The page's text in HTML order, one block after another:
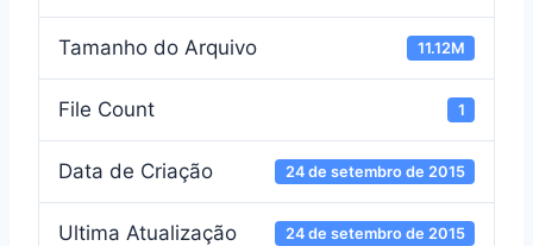
Tamanho do Arquivo 11.12M
File Count 1
Data de Criação 24 de setembro de 2015
Ultima Atualização 24 de setembro de 2015